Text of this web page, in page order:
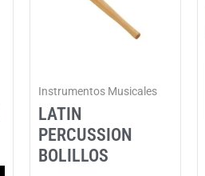
Instrumentos Musicales
LATIN
PERCUSSION
BOLILLOS